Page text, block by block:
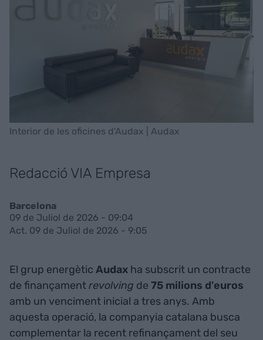
Interior de les oficines d'Audax | Audax
Redacció VIA Empresa
Barcelona
09 de Juliol de 2026 - 09:04
Act. 09 de Juliol de 2026 - 9:05
El grup energètic Audax ha subscrit un contracte
de finançamentrevolving de 75 milions d'euros
amb un venciment inicial a tres anys. Amb
aquesta operació, la companyia catalana busca
complementar la recent refinançament del seu